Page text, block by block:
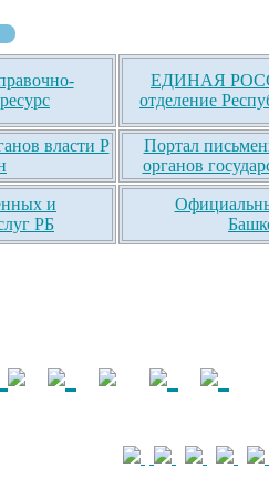
ЕДИНАЯ
отделение
власти Р
Портал
органов
и
РБ